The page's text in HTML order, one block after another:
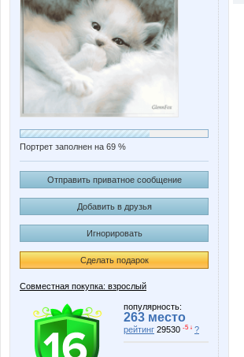
Портрет заполнен на 69 %
Отправить приватное сообщение
Добавить в друзья
Игнорировать
Сделать подарок
Совместная покупка: взрослый
популярность:
263 место
рейтинг 29530 -5 ↓ ?